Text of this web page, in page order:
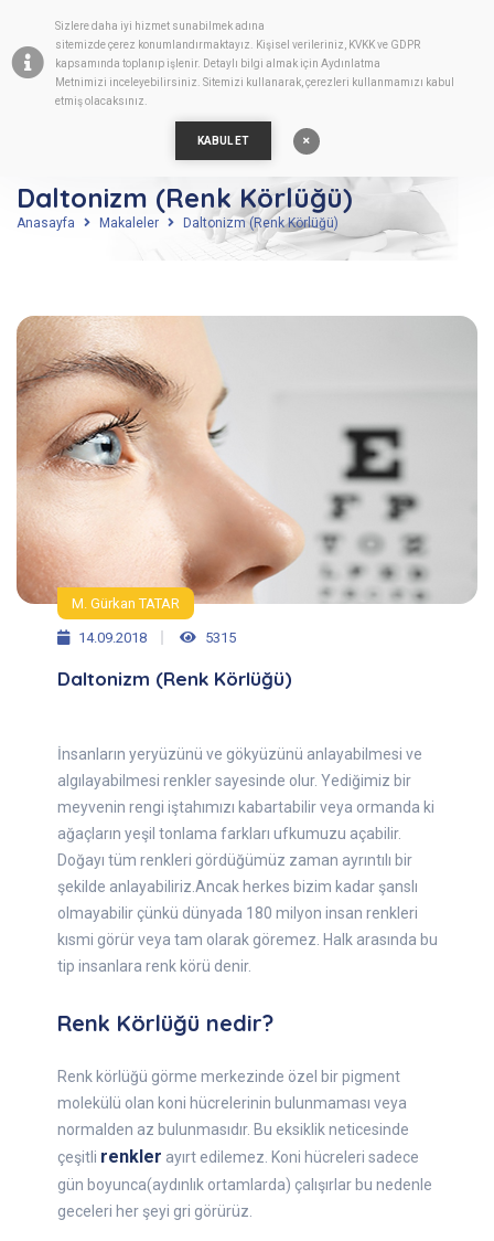
Sizlere daha iyi hizmet sunabilmek adına
sitemizdeçerez konumlandırmaktayız. Kişisel verileriniz, KVKK ve GDPR
kapsamında toplanıp işlenir. Detaylı bilgi almak için Aydınlatma
Metnimizi inceleyebilirsiniz. Sitemizi kullanarak, çerezleri kullanmamızı kabul
etmiş olacaksınız.
KABUL ET
Daltonizm (Renk Körlüğü)
Anasayfa Makaleler Daltonizm (Renk Körlüğü)
M. Gürkan TATAR
14.09.2018 5315
Daltonizm (Renk Körlüğü)
İnsanların yeryüzünü ve gökyüzünü anlayabilmesi ve
algılayabilmesi renkler sayesinde olur. Yediğimiz bir
meyvenin rengi iştahımızı kabartabilir veya ormanda ki
ağaçların yeşil tonlama farkları ufkumuzu açabilir.
Doğayı tüm renkleri gördüğümüz zaman ayrıntılı bir
şekilde anlayabiliriz.Ancak herkes bizim kadar şanslı
olmayabilir çünkü dünyada 180 milyon insan renkleri
kısmi görür veya tam olarak göremez. Halk arasında bu
tip insanlara renk körü denir.
Renk Körlüğü nedir?
Renk körlüğü görme merkezinde özel bir pigment
molekülü olan koni hücrelerinin bulunmaması veya
normalden az bulunmasıdır. Bu eksiklik neticesinde
çeşitli renkler ayırt edilemez. Koni hücreleri sadece
gün boyunca(aydınlık ortamlarda) çalışırlar bu nedenle
geceleri her şeyi gri görürüz.